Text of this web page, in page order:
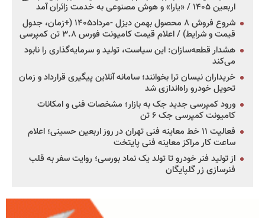
اربعین ۱۴۰۵ / «یارا» و هوش مصنوعی به خدمت زائران آمد
شروع فروش ۸ محصول بهمن دیزل -مرداد۱۴۰۵ (+زمان، جدول
قیمت و شرایط) / اعلام قیمت کامیونت فورس ۳.۸ تن کمپرسی
هشدار قطعه‌سازان: این سیاست، تولید و سرمایه‌گذاری را نابود
می‌کند
خریداران نیسان ترا بخوانند؛ سامانه آنلاین پیگیری قرارداد و زمان
تحویل خودرو راه‌اندازی شد
ورود کمپرسی جدید جک به بازار؛ مشخصات فنی و امکانات
کامیونت کمپرسی جک ۶ تن
فعالیت ۱۱ خط معاینه فنی تهران در روز اربعین حسینی؛ اعلام
ساعت کار مراکز معاینه فنی پایتخت
از تولید فنر خودرو تا تولد یک نماد بورسی؛ روایت سفر به قلب
فنرسازی زر گلپایگان